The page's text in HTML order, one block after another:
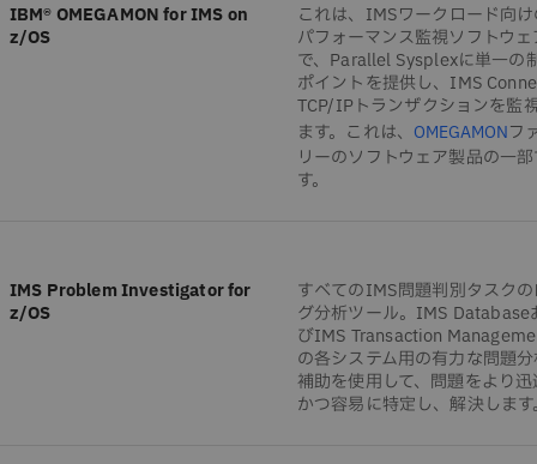
IBM® OMEGAMON for IMS on
z/OS
これは、IMSワークロード向
パフォーマンス監視ソフトウェ
で、Parallel Sysplexに単一の
ポイントを提供し、IMS
TCP/IPトランザクションを監
ます。これは、
OMEGAMONフ
リーのソフトウェア製品の一
す。
IMS Problem Investigator for
z/OS
すべてのIMS問題判別タスク
グ分析ツール。IMS Database
びIMS Transaction
の各システム用の有力な問題
補助を使用して、問題をより迅
かつ容易に特定し、解決します